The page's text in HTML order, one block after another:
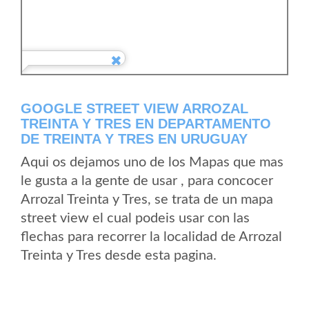
GOOGLE STREET VIEW ARROZAL
TREINTA Y TRES EN DEPARTAMENTO
DE TREINTA Y TRES EN URUGUAY
Aqui os dejamos uno de los Mapas que mas
le gusta a la gente de usar , para concocer
Arrozal Treinta y Tres, se trata de un mapa
street view el cual podeis usar con las
flechas para recorrer la localidad de Arrozal
Treinta y Tres desde esta pagina.